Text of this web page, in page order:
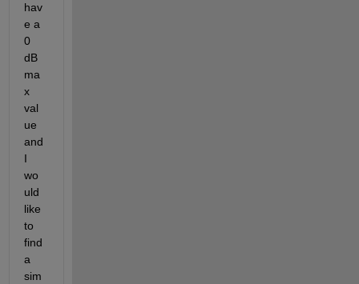
hav
e a
0
dB
ma
x
val
ue
and
I
wo
uld
like
to
find
a
sim